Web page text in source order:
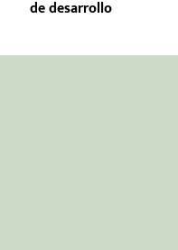
de desarrollo